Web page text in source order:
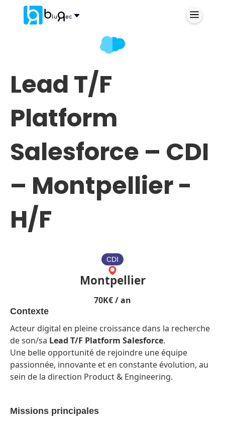
Lead T/F
Platform
Salesforce – CDI
– Montpellier -
H/F
CDI
Montpellier
70K€ / an
Contexte
Acteur digital en pleine croissance dans la recherche
de son/sa Lead T/F Platform Salesforce.
Une belle opportunité de rejoindre une équipe
passionnée, innovante et en constante évolution, au
sein de la direction Product & Engineering.
Missions principales